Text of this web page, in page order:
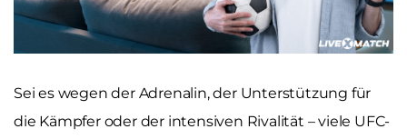
Sei es wegen der Adrenalin, der Unterstützung für
die Kämpfer oder der intensiven Rivalität – viele UFC-